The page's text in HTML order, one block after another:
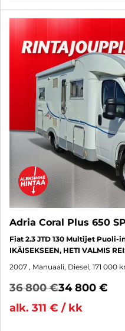
Adria Coral Plus 650 SP
Fiat 2.3 JTD 130 Multijet Puoli-
IKÄISEKSEEN, HETI VALMIS
2007 , Manuaali, Diesel, 171 000
36 800 €34 800 €
alk. 311 € / kk